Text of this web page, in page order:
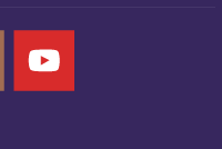
YouTube